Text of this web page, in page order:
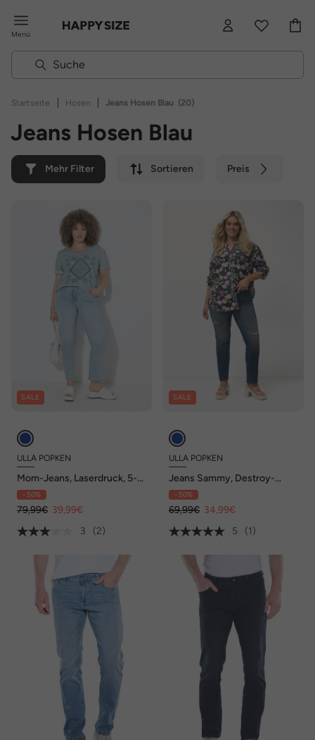
Menü
Startseite | Hosen | Jeans Hosen Blau (20)
Jeans Hosen Blau
Mehr Filter Sortieren Preis
SALE
ULLA POPKEN
Mom-Jeans, Laserdruck, 5-
Pocket-Schnitt
- 50%
79,99€ 39,99€
3
(2)
SALE
ULLA POPKEN
Jeans Sammy, Destroy-
Effekte, schmales Bein
- 50%
69,99€ 34,99€
5
(1)